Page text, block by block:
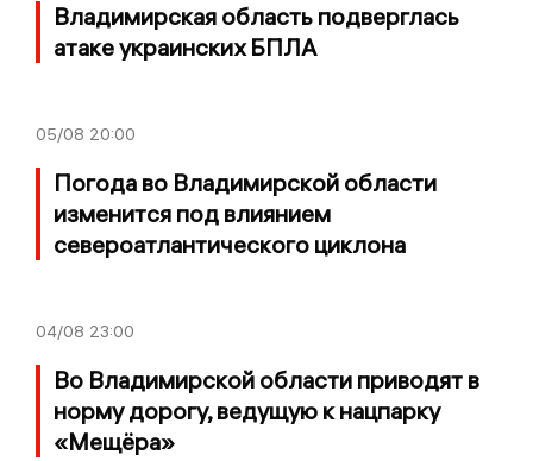
Владимирская область подверглась
атаке украинских БПЛА
05/08 20:00
Погода во Владимирской области
изменится под влиянием
североатлантического циклона
04/08 23:00
Во Владимирской области приводят в
норму дорогу, ведущую к нацпарку
«Мещёра»